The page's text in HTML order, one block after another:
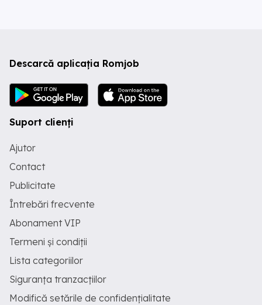
Descarcă aplicația Romjob
Suport clienți
Ajutor
Contact
Publicitate
Întrebări frecvente
Abonament VIP
Termeni și condiții
Lista categoriilor
Siguranța tranzacțiilor
Modifică setările de confidențialitate